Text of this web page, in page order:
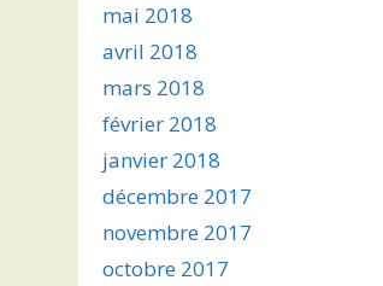
mai 2018
avril 2018
mars 2018
février 2018
janvier 2018
décembre 2017
novembre 2017
octobre 2017